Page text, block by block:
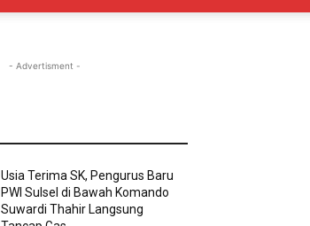
- Advertisment -
Usia Terima SK, Pengurus Baru
PWI Sulsel di Bawah Komando
Suwardi Thahir Langsung